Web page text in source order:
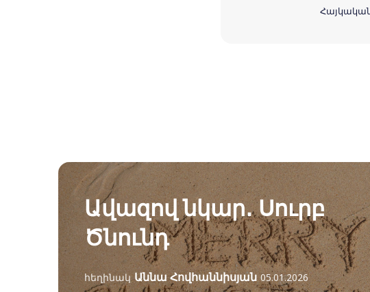
Ավազով նկար․ Սուրբ
Ծնունդ
հեղինակ Աննա Հովհաննիսյան 05.01.2026